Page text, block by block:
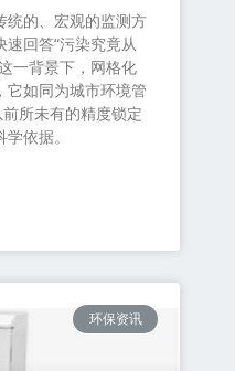
统的、宏观的监测方
回答“污染究竟从
一背景下，网格化
它如同为城市环境管
所未有的精度锁定
依据。
环保资讯